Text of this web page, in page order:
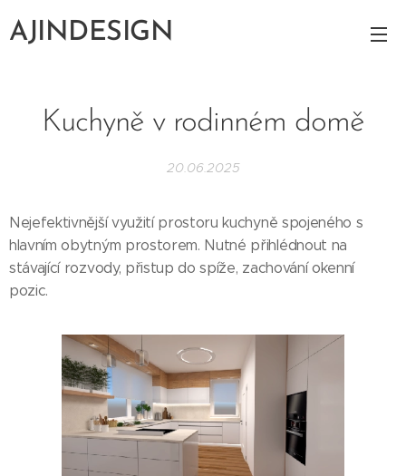
AJINDESIGN
Kuchyně v rodinném domě
20.06.2025
Nejefektivnější využití prostoru kuchyně spojeného s
hlavním obytným prostorem. Nutné přihlédnout na
stávající rozvody, přistup do spíže, zachování okenní
pozic.